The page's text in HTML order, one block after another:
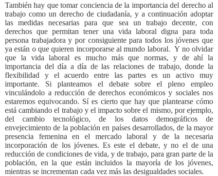
También hay que tomar conciencia de la importancia del derecho al
trabajo como un derecho de ciudadanía, y a continuación adoptar
las medidas necesarias para que sea un trabajo decente, con
derechos que permitan tener una vida laboral digna para toda
persona trabajadora y por consiguiente para todos los jóvenes que
ya están o que quieren incorporarse al mundo laboral. Y no olvidar
que la vida laboral es mucho más que normas, y de ahí la
importancia del día a día de las relaciones de trabajo, donde la
flexibilidad y el acuerdo entre las partes es un activo muy
importante. Si planteamos el debate sobre el pleno empleo
vinculándolo a reducción de derechos económicos y sociales nos
estaremos equivocando. Sí es cierto que hay que plantearse cómo
está cambiando el trabajo y el impacto sobre el mismo, por ejemplo,
del cambio tecnológico, de los datos demográficos de
envejecimiento de la población en países desarrollados, de la mayor
presencia femenina en el mercado laboral y de la necesaria
incorporación de los jóvenes. Es este el debate, y no el de una
reducción de condiciones de vida, y de trabajo, para gran parte de la
población, en la que están incluidos la mayoría de los jóvenes,
mientras se incrementan cada vez más las desigualdades sociales.